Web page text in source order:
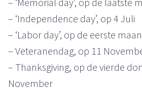
– ‘Independence day’, op 4 Juli
– ‘Labor day’, op de eerste
– Veteranendag, op 11
– Thanksgiving, op de vierde
November